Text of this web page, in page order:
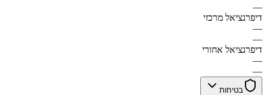
—
דיפרנציאל מרכזי
—
—
דיפרנציאל אחורי
—
—
בטיחות